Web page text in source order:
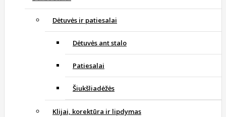
Dėtuvės ir patiesalai
Dėtuvės ant stalo
Patiesalai
Šiukšliadėžės
Klijai, korektūra ir lipdymas